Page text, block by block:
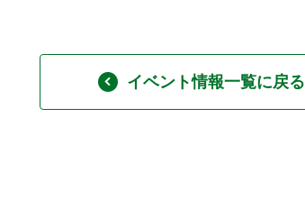
イベント情報一覧に戻る